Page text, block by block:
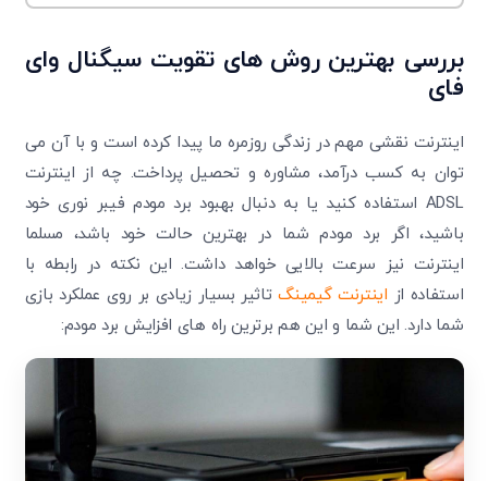
بررسی بهترین روش های تقویت سیگنال وای
فای
اینترنت نقشی مهم در زندگی روزمره ما پیدا کرده است و با آن می
توان به کسب درآمد، مشاوره و تحصیل پرداخت. چه از اینترنت
ADSL استفاده کنید یا به دنبال بهبود
برد مودم فیبر نوریخود
باشید، اگر برد مودم شما در بهترین حالت خود باشد، مسلما
اینترنت نیز سرعت بالایی خواهد داشت. این نکته در رابطه با
استفاده از اینترنت گیمینگتاثیر بسیار زیادی بر روی عملکرد بازی
شما دارد. این شما و این هم برترین راه های افزایش برد مودم: